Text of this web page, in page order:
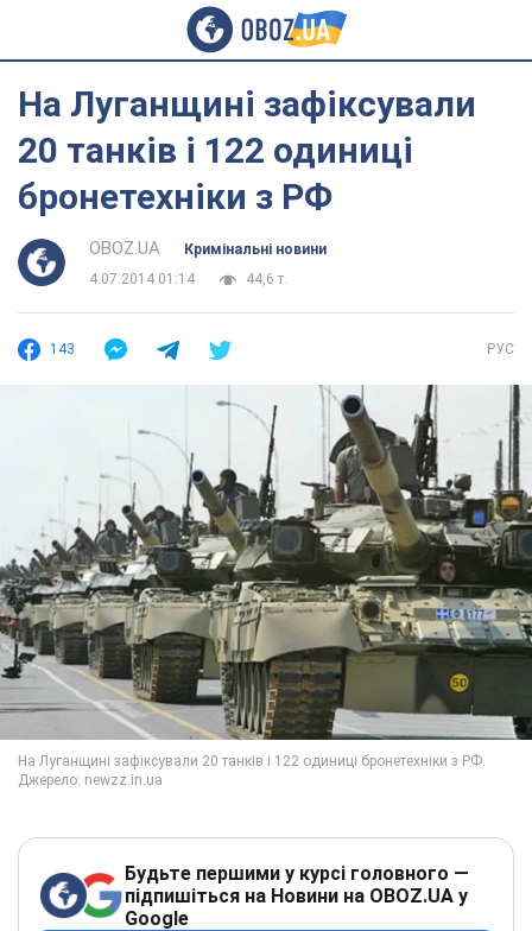
На Луганщині зафіксували
20 танків і 122 одиниці
бронетехніки з РФ
OBOZ.UA
Кримінальні новини
4.07.2014 01:14
44,6 т.
143 РУС
Будьте першими у курсі головного —
підпишіться на Новини на OBOZ.UA у
Google